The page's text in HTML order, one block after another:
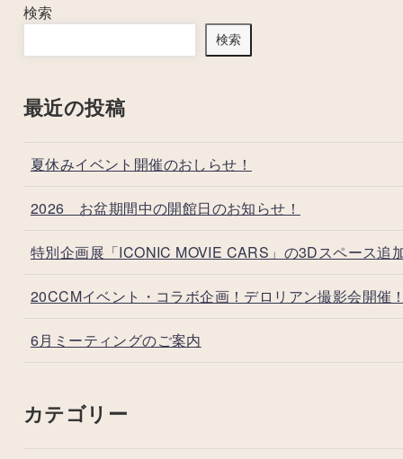
検索
検索
最近の投稿
夏休みイベント開催のおしらせ！
2026 お盆期間中の開館日のお知らせ！
特別企画展「ICONIC MOVIE CARS」の3Dスペース追
20CCMイベント・コラボ企画！デロリアン撮影会開催
6月ミーティングのご案内
カテゴリー